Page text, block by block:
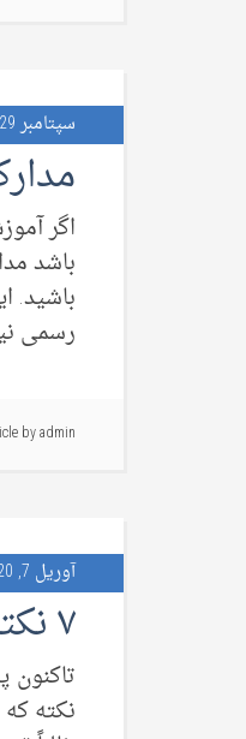
سپتامبر 29, 2020
اگر
باشد
باشید.
رسمی
byadmin
آوریل 7, 2020
۷ نکته برای ورود صحیح به بازار آلمان
نکته